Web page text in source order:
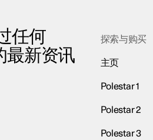
任何
最新资讯
探索与购买
主页
Polestar 1
Polestar 2
Polestar 3